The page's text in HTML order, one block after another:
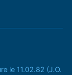
le 11.02.82 (J.O.